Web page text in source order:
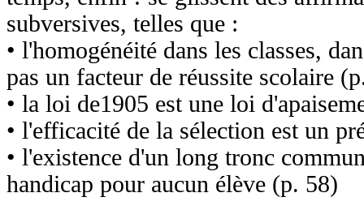
subversives, telles que :
• l'homogénéité dans les classes,
pas un facteur de réussite scolaire
• la loi de1905 est une loi
• l'efficacité de la sélection est un
• l'existence d'un long tronc
handicap pour aucun élève (p. 58)